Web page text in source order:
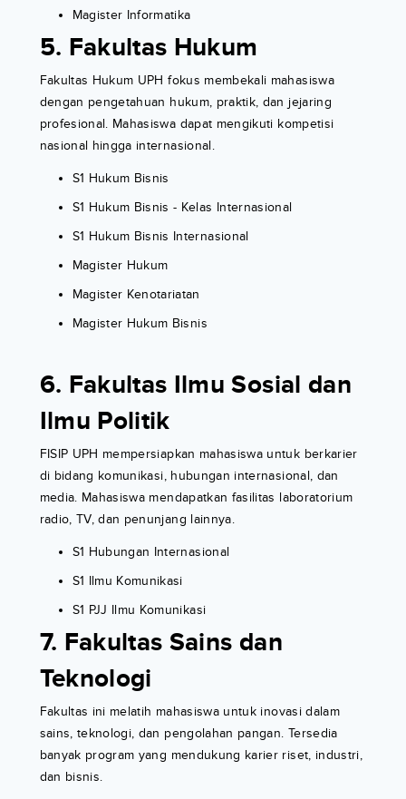
Magister Informatika
5. Fakultas Hukum
Fakultas Hukum UPH fokus membekali mahasiswa
dengan pengetahuan hukum, praktik, dan jejaring
profesional. Mahasiswa dapat mengikuti kompetisi
nasional hingga internasional.
S1 Hukum Bisnis
S1 Hukum Bisnis - Kelas Internasional
S1 Hukum Bisnis Internasional
Magister Hukum
Magister Kenotariatan
Magister Hukum Bisnis
6. Fakultas Ilmu Sosial dan
Ilmu Politik
FISIP UPH mempersiapkan mahasiswa untuk berkarier
di bidang komunikasi, hubungan internasional, dan
media. Mahasiswa mendapatkan fasilitas laboratorium
radio, TV, dan penunjang lainnya.
S1 Hubungan Internasional
S1 Ilmu Komunikasi
S1 PJJ Ilmu Komunikasi
7. Fakultas Sains dan
Teknologi
Fakultas ini melatih mahasiswa untuk inovasi dalam
sains, teknologi, dan pengolahan pangan. Tersedia
banyak program yang mendukung karier riset, industri,
dan bisnis.